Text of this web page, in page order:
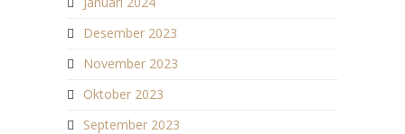
Desember 2023
November 2023
Oktober 2023
September 2023